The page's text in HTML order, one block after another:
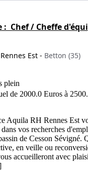
: Chef / Cheffe
Est - Betton (35)
plein
de 2000.0 Euros à
Aquila RH Rennes Est
vos recherches
de Cesson Sévigné.
en veille ou
accueilleront avec